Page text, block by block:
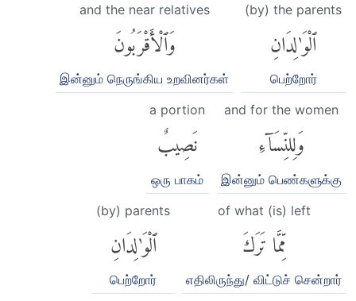
(by) the parents
ٱلْوَٰلِدَانِ
பெற்றோர்
and the near relatives
وَٱلْأَقْرَبُونَ
இன்னும் நெருங்கிய உறவினர்கள்
and for the women
وَلِلنِّسَآءِ
இன்னும் பெண்களுக்கு
a portion
نَصِيبٌ
ஒரு பாகம்
of what (is) left
مِّمَّا تَرَكَ
எதிலிருந்து/ விட்டுச் சென்றார்
(by) parents
ٱلْوَٰلِدَانِ
பெற்றோர்